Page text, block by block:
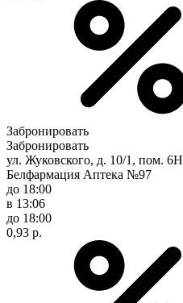
Забронировать
Забронировать
ул. Жуковского, д. 10/1, пом. 6Н
Белфармация Аптека №97
до 18:00
в 13:06
до 18:00
0,93 р.